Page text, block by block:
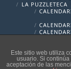
LA PUZZLETECA
Este sitio web utiliza
usuario. Si
aceptación de las